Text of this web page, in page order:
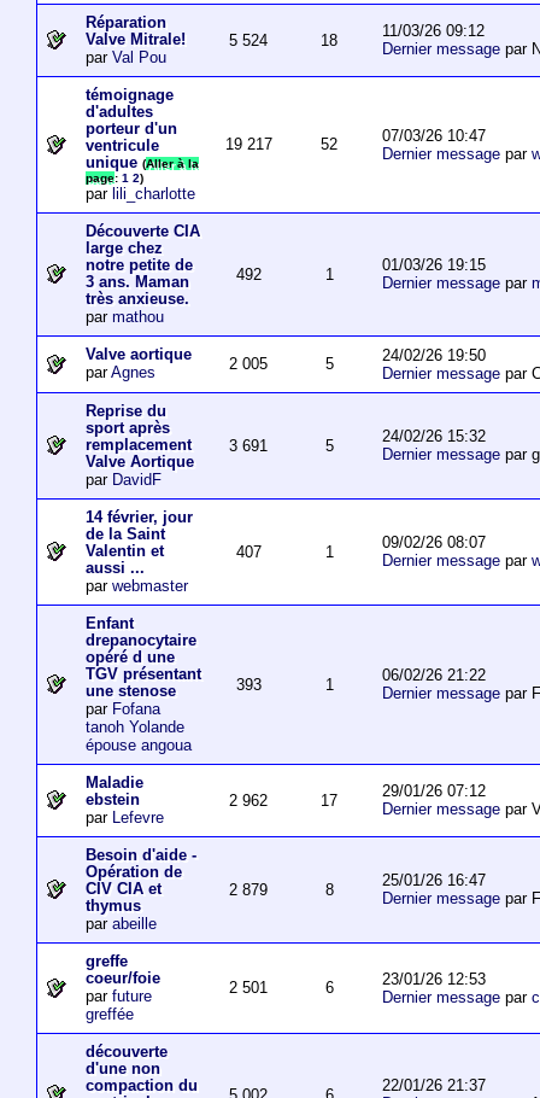
Réparation
Valve Mitrale!
par Val Pou
5 524 18
11/03/26 09:12
Dernier messagepar
témoignage
d'adultes
porteur d'un
ventricule
unique (Aller à la
page: 1 2)
par lili_charlotte
19 217 52
07/03/26 10:47
Dernier messagepar
Découverte CIA
large chez
notre petite de
3 ans. Maman
très anxieuse.
par mathou
492 1
01/03/26 19:15
Dernier messagepar
Valve aortique
parAgnes 2 005 5
24/02/26 19:50
Dernier messagepar
Reprise du
sport après
remplacement
Valve Aortique
par DavidF
3 691 5
24/02/26 15:32
Dernier messagepar
14 février, jour
de la Saint
Valentin et
aussi ...
par webmaster
407 1
09/02/26 08:07
Dernier messagepar
Enfant
drepanocytaire
opéré d une
TGV présentant
une stenose
par Fofana
tanoh Yolande
épouse angoua
393 1
06/02/26 21:22
Dernier messagepar
Maladie
ebstein
par Lefevre
2 962 17
29/01/26 07:12
Dernier messagepar
Besoin d'aide -
Opération de
CIV CIA et
thymus
par abeille
2 879 8
25/01/26 16:47
Dernier messagepar
greffe
coeur/foie
par future
greffée
2 501 6
23/01/26 12:53
Dernier messagepar
découverte
d'une non
compaction du
22/01/26 21:37